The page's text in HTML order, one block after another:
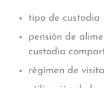
tipo de custodia
pensión de
custodia
régimen de